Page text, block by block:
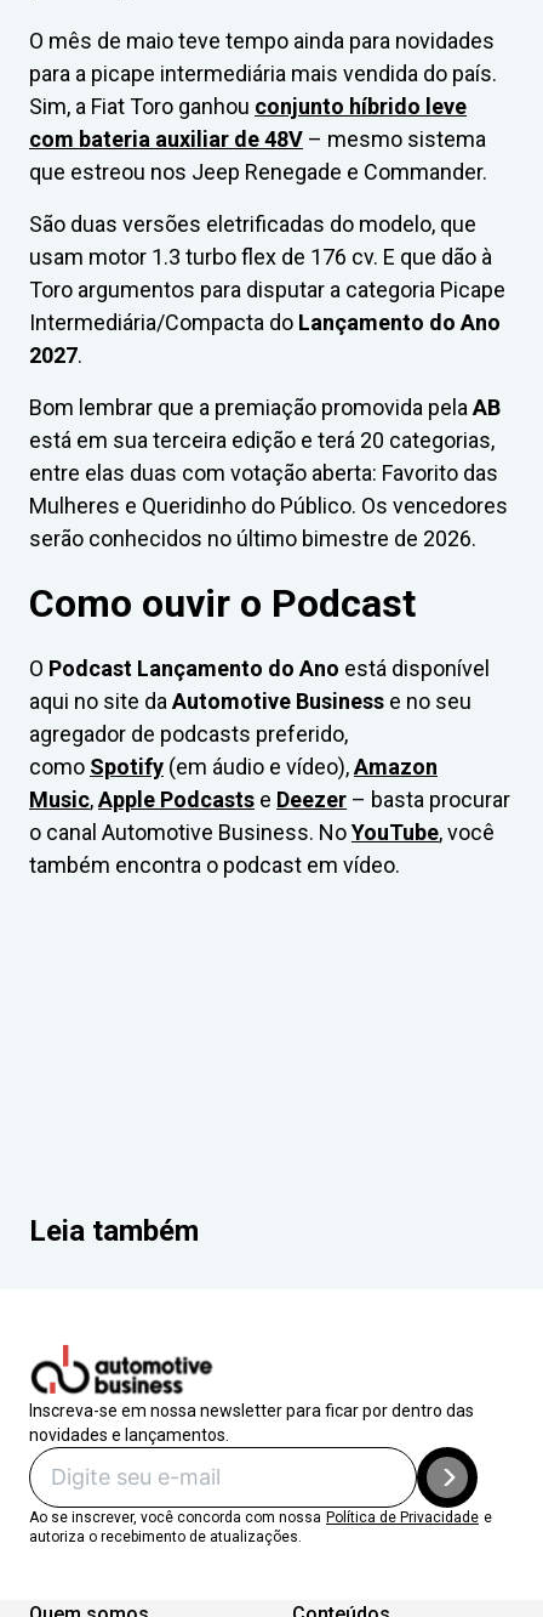
O mês de maio teve tempo ainda para novidades
para a picape intermediária mais vendida do país.
Sim, a Fiat Toro ganhou conjunto híbrido leve
com bateria auxiliar de 48V – mesmo sistema
que estreou nos Jeep Renegade e Commander.
São duas versões eletrificadas do modelo, que
usam motor 1.3 turbo flex de 176 cv. E que dão à
Toro argumentos para disputar a categoria Picape
Intermediária/Compacta do Lançamento do Ano
2027.
Bom lembrar que a premiação promovida pela AB
está em sua terceira edição e terá 20 categorias,
entre elas duas com votação aberta: Favorito das
Mulheres e Queridinho do Público. Os vencedores
serão conhecidos no último bimestre de 2026.
Como ouvir o Podcast
O Podcast Lançamento do Ano está disponível
aqui no site da Automotive Business e no seu
agregador de podcasts preferido,
como Spotify (em áudio e vídeo),Amazon
Music,Apple Podcasts e Deezer – basta procurar
o canal Automotive Business. NoYouTube, você
também encontra o podcast em vídeo.
Leia também
Inscreva-se em nossa newsletter para ficar por dentro das
novidades e lançamentos.
Ao se inscrever, você concorda com nossa Política de Privacidade e
autoriza o recebimento de atualizações.